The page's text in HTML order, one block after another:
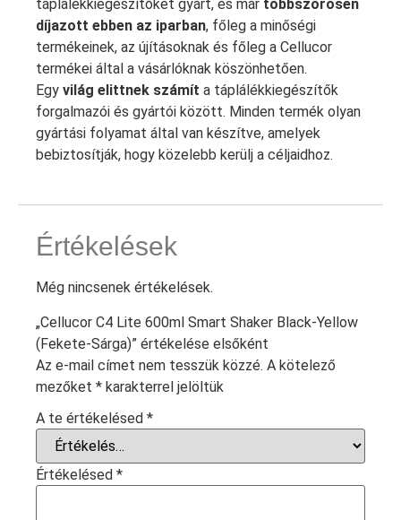
táplálékkiegészítőket gyárt, és már többszörösen
díjazott ebben az iparban, főleg a minőségi
termékeinek, az újításoknak és főleg a Cellucor
termékei által a vásárlóknak köszönhetően.
Egy világ elittnek számít a táplálékkiegészítők
forgalmazói és gyártói között. Minden termék olyan
gyártási folyamat által van készítve, amelyek
bebiztosítják, hogy közelebb kerülj a céljaidhoz.
Értékelések
Még nincsenek értékelések.
„Cellucor C4 Lite 600ml Smart Shaker Black-Yellow
(Fekete-Sárga)” értékelése elsőként
Az e-mail címet nem tesszük közzé. A kötelező
mezőket * karakterrel jelöltük
A te értékelésed *
Értékelésed *